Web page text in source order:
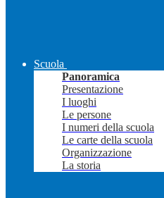
Scuola
Panoramica
Presentazione
I luoghi
Le persone
I numeri della scuola
Le carte della scuola
Organizzazione
La storia